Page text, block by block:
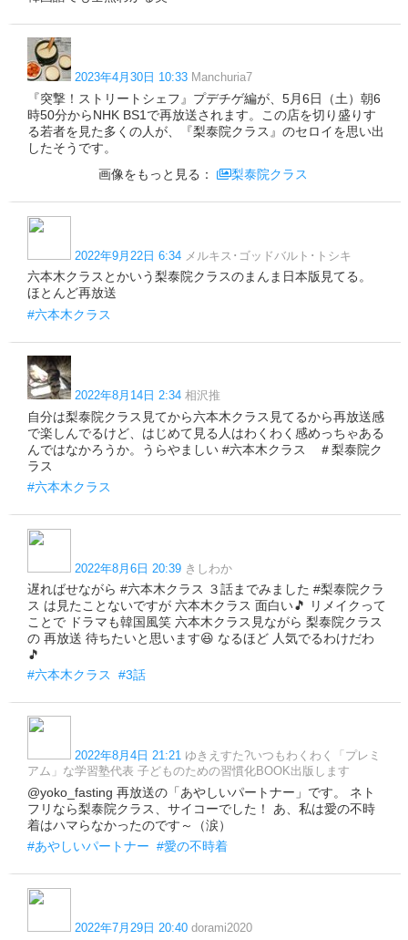
2023年4月30日 10:33 Manchuria7
『突撃！ストリートシェフ』プデチゲ編が、5月6日（土）朝6
時50分からNHK BS1で再放送されます。この店を切り盛りす
る若者を見た多くの人が、『梨泰院クラス』のセロイを思い出
したそうです。
画像をもっと見る：
梨泰院クラス
2022年9月22日 6:34 メルキス･ゴッドバルト･トシキ
六本木クラスとかいう梨泰院クラスのまんま日本版見てる。
ほとんど再放送
#六本木クラス
2022年8月14日 2:34 相沢推
自分は梨泰院クラス見てから六本木クラス見てるから再放送感
で楽しんでるけど、はじめて見る人はわくわく感めっちゃある
んではなかろうか。うらやましい #六本木クラス ＃梨泰院ク
ラス
#六本木クラス
2022年8月6日 20:39 きしわか
遅ればせながら #六本木クラス ３話までみました #梨泰院クラ
ス は見たことないですが 六本木クラス 面白い🎵 リメイクって
ことで ドラマも韓国風笑 六本木クラス見ながら 梨泰院クラス
の 再放送 待ちたいと思います😆 なるほど 人気でるわけだわ
🎵
#六本木クラス
#3話
2022年8月4日 21:21 ゆきえすた?いつもわくわく「プレミ
アム」な学習塾代表 子どものための習慣化BOOK出版します
@yoko_fasting 再放送の「あやしいパートナー」です。 ネト
フリなら梨泰院クラス、サイコーでした！ あ、私は愛の不時
着はハマらなかったのです～（涙）
#あやしいパートナー #愛の不時着
2022年7月29日 20:40 dorami2020